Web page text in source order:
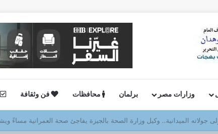
وزارات مصر برلمان محافظات فن وثقافة
: يتفقد استئناف أعمال الحفر بحقل البركة في أسوان بعد توقف منذ عام 2022..